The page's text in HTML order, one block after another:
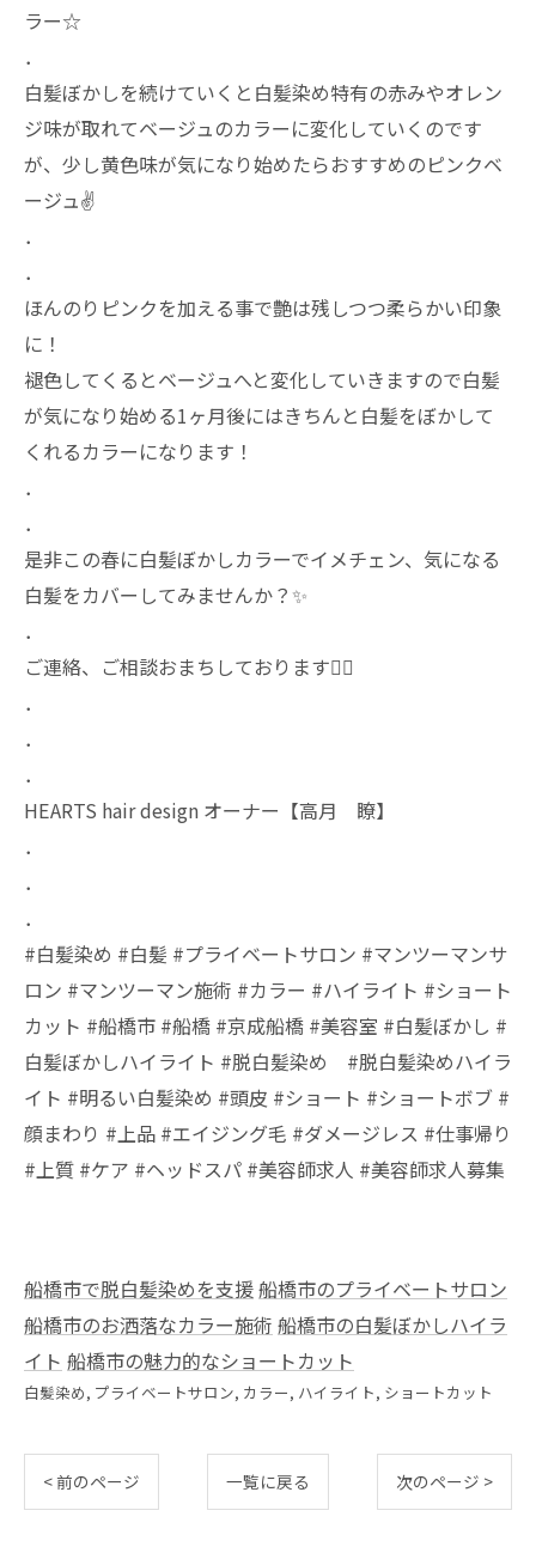
ラー☆
．
白髪ぼかしを続けていくと白髪染め特有の赤みやオレン
ジ味が取れてベージュのカラーに変化していくのです
が、少し黄色味が気になり始めたらおすすめのピンクベ
ージュ✌️
．
．
ほんのりピンクを加える事で艶は残しつつ柔らかい印象
に！
褪色してくるとベージュへと変化していきますので白髪
が気になり始める1ヶ月後にはきちんと白髪をぼかして
くれるカラーになります！
．
．
是非この春に白髪ぼかしカラーでイメチェン、気になる
白髪をカバーしてみませんか？✨
．
ご連絡、ご相談おまちしております❤️‍🔥
．
．
．
HEARTS hair design オーナー【高月 瞭】
．
．
．
#白髪染め #白髪 #プライベートサロン #マンツーマンサ
ロン #マンツーマン施術 #カラー #ハイライト #ショート
カット #船橋市 #船橋 #京成船橋 #美容室 #白髪ぼかし #
白髪ぼかしハイライト #脱白髪染め #脱白髪染めハイラ
イト #明るい白髪染め #頭皮 #ショート #ショートボブ #
顔まわり #上品 #エイジング毛 #ダメージレス #仕事帰り
#上質 #ケア #ヘッドスパ #美容師求人 #美容師求人募集
船橋市で脱白髪染めを支援船橋市のプライベートサロン
船橋市のお洒落なカラー施術 船橋市の白髪ぼかしハイラ
イト 船橋市の魅力的なショートカット
白髪染め プライベートサロン カラー ハイライト ショートカット
< 前のページ 一覧に戻る 次のページ >